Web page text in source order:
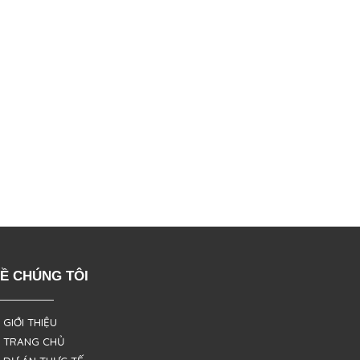
CHÚNG TÔI
THIỆU
CHỦ